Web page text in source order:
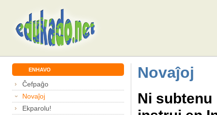
ENHAVO
Ĉefpaĝo
Novaĵoj
Ekparolu!
Novaĵoj
Ni